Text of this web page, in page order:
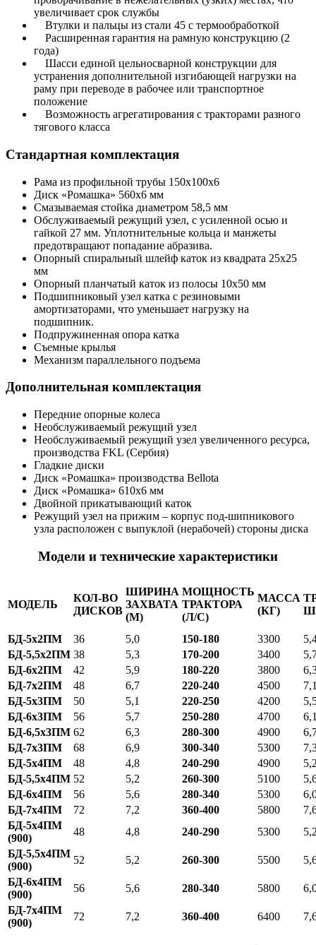
увеличивает срок службы
Втулки и пальцы из стали 45 с термообработкой
Расширенная гарантия на рамную конструкцию (2
года)
Шасси единой цельносварной конструкции для
устранения дополнительной изгибающей нагрузки на
раму при переводе в рабочее или транспортное
положение
Возможность агрегатирования с тракторами разного
тягового класса
Стандартная комплектация
Рама из профильной трубы 150х100х6
Диск «Ромашка» 560х6 мм
Смазываемая стойка диаметром 58,5 мм
Обслуживаемый режущий узел, с усиленной осью и
гайкой 27 мм. Уплотнительные кольца и манжеты
предотвращают попадание абразива.
Опорный спиральный шлейф каток из квадрата 25х25
мм
Опорный планчатый каток из полосы 10х50 мм
Подшипниковый узел катка с резиновыми
амортизаторами, что уменьшает нагрузку на
подшипник.
Подпружиненная опора катка
Съемные крылья
Механизм параллельного подъема
Дополнительная комплектация
Передние опорные колеса
Необслуживаемый режущий узел
Необслуживаемый режущий узел увеличенного ресурса,
производства FKL (Сербия)
Гладкие диски
Диск «Ромашка» производства Bellota
Диск «Ромашка» 610х6 мм
Двойной прикатывающий каток
Режущий узел на прижим – корпус под-шипникового
узла расположен с выпуклой (нерабочей) стороны диска
Модели и технические характеристики
МОДЕЛЬ
КОЛ-ВО
ДИСКОВ
ШИРИНА
ЗАХВАТА
(М)
МОЩНОСТЬ
ТРАКТОРА
(Л/С)
МАССА
(КГ)
БД-5х2ПМ 36 5,0 150-180 3300
БД-5,5х2ПМ 38 5,3 170-200 3400
БД-6х2ПМ
42 5,9 180-220 3800
БД-7х2ПМ
48 6,7 220-240 4500
БД-5х3ПМ
50 5,1 220-250 4200
БД-6х3ПМ
56 5,7 250-280 4700
БД-6,5х3ПМ 62 6,3 280-300 4900
БД-7х3ПМ
68 6,9 300-340 5300
БД-5х4ПМ
48 4,8 240-290 4900
БД-5,5х4ПМ 52 5,2 260-300 5100
БД-6х4ПМ
56 5,6 280-340 5300
БД-7х4ПМ
72 7,2 360-400 5800
БД-5х4ПМ
(900)
48 4,8 240-290 5300
БД-5,5х4ПМ
(900)
52 5,2 260-300 5500
БД-6х4ПМ
(900)
56 5,6 280-340 5800
БД-7х4ПМ
(900)
72 7,2 360-400 6400